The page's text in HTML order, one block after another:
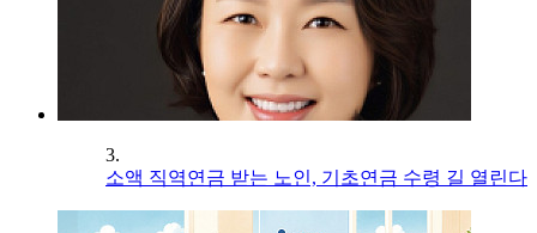
3.
소액 직역연금 받는 노인, 기초연금 수령 길 열린다